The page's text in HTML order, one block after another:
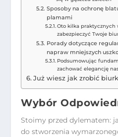
Sposoby na ochronę
plamami
Oto kilka praktycznych
zabezpieczyć Twoje
Porady dotyczące
napraw mniejszych
Podsumowując
zachować elegancję
Już wiesz jak zrobić
Wybór
Stoimy przed dylematem:
do stworzenia